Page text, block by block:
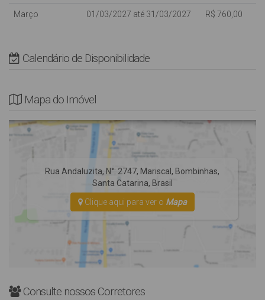
e guarda-sol).
Março 01/03/2027 até 31/03/2027 R$ 760,00
Calendário de Disponibilidade
Mapa do Imóvel
Rua Andaluzita, N°: 2747, Mariscal, Bombinhas,
Santa Catarina, Brasil
Clique aqui para ver o Mapa
Consulte nossos Corretores